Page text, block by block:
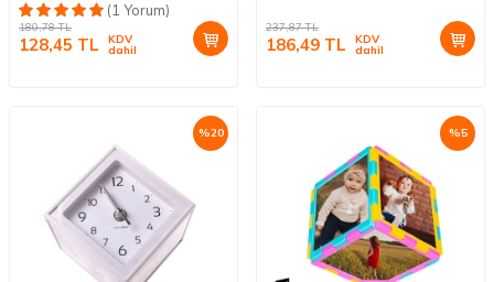
(1 Yorum)
180,78TL
128,45 TL KDV
dahil
237,87TL
186,49 TL KDV
dahil
%20 %5